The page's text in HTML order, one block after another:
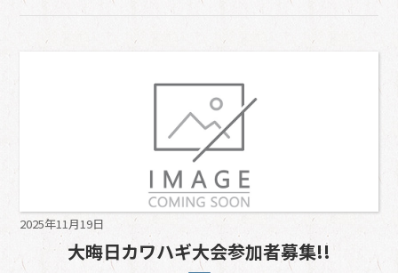
2025年11月19日
大晦日カワハギ大会参加者募集!!